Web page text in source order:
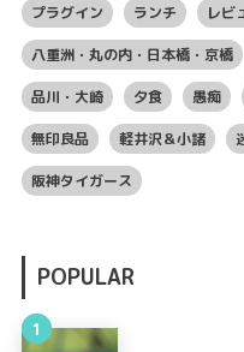
プラグイン ランチ レビ
八重洲・丸の内・日本橋・京橋
品川・大崎 夕食 愚痴
無印良品 軽井沢＆小諸
阪神タイガース
POPULAR
1